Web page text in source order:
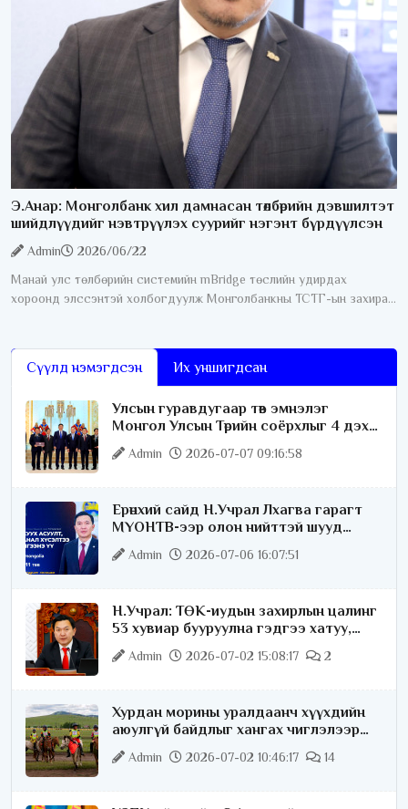
Э.Анар: Монголбанк хил дамнасан төлбөрийн дэвшилтэт
шийдлүүдийг нэвтрүүлэх суурийг нэгэнт бүрдүүлсэн
Admin
2026/06/22
Манай улс төлбөрийн системийн mBridge төслийн удирдах
хороонд элссэнтэй холбогдуулж Монголбанкны ТСТГ-ын захирал
Сүүлд нэмэгдсэн Их уншигдсан
Улсын гуравдугаар төв эмнэлэг
Монгол Улсын Төрийн соёрхлыг 4 дэх
удаагаа хүртлээ
Admin 2026-07-07 09:16:58
Ерөнхий сайд Н.Учрал Лхагва гарагт
МҮОНТВ-ээр олон нийттэй шууд
ярилцана
Admin 2026-07-06 16:07:51
Н.Учрал: ТӨК-иудын захирлын цалинг
53 хувиар бууруулна гэдгээ хатуу,
хариуцлагатайгаар хэлье
Admin 2026-07-02 15:08:17 2
Хурдан морины уралдаанч хүүхдийн
аюулгүй байдлыг хангах чиглэлээр
ажиллаж байна
Admin 2026-07-02 10:46:17 14